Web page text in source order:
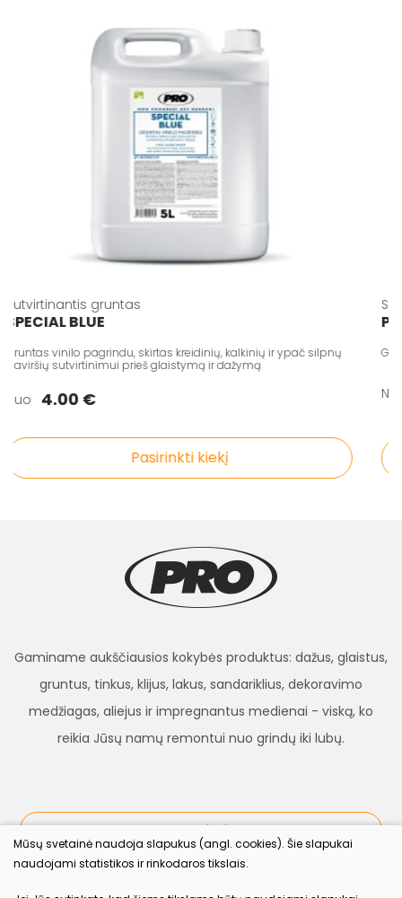
Sutvirtinantis gruntas
SPECIAL BLUE
Gruntas vinilo pagrindu, skirtas kreidinių, kalkinių ir ypač silpnų
paviršių sutvirtinimui prieš glaistymą ir dažymą
Nuo 4.00 €
Pasirinkti kiekį
Gaminame aukščiausios kokybės produktus: dažus, glaistus,
gruntus, tinkus, klijus, lakus, sandariklius, dekoravimo
medžiagas, aliejus ir impregnantus medienai - viską, ko
reikia Jūsų namų remontui nuo grindų iki lubų.
procolor.lt
Mūsų svetainė naudoja slapukus (angl. cookies). Šie slapukai
naudojami statistikos ir rinkodaros tikslais.